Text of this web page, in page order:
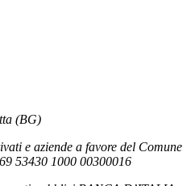
(BG)
e aziende a favore del Comune
53430 1000 00300016